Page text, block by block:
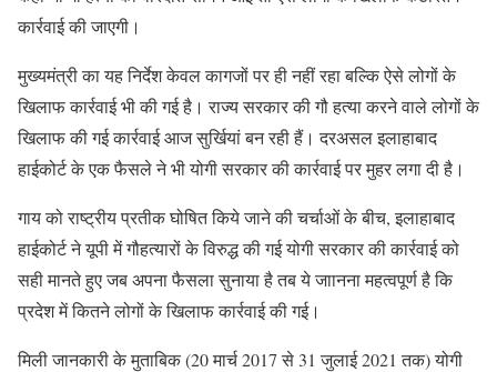
कार्रवाई की जाएगी।
मुख्यमंत्री का यह निर्देश केवल कागजों पर ही नहीं रहा बल्कि ऐसे लोगों के
खिलाफ कार्रवाई भी की गई है। राज्य सरकार की गौ हत्या करने वाले लोगों के
खिलाफ की गई कार्रवाई आज सुर्खियां बन रही हैं। दरअसल इलाहाबाद
हाईकोर्ट के एक फैसले ने भी योगी सरकार की कार्रवाई पर मुहर लगा दी है।
गाय को राष्ट्रीय प्रतीक घोषित किये जाने की चर्चाओं के बीच, इलाहाबाद
हाईकोर्ट ने यूपी में गौहत्यारों के विरुद्ध की गई योगी सरकार की कार्रवाई को
सही मानते हुए जब अपना फैसला सुनाया है तब ये जाानना महत्वपूर्ण है कि
प्रदेश में कितने लोगों के खिलाफ कार्रवाई की गई।
मिली जानकारी के मुताबिक (20 मार्च 2017 से 31 जुलाई 2021 तक) योगी